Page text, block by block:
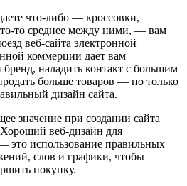
что-либо — кроссовки,
то среднее между ними, — вам
веб-сайта электронной
коммерции дает вам
бренд, наладить контакт с большим
больше товаров — но только
дизайн сайта.
значение при создании сайта
веб-дизайн для
это использование правильных
слов и графики, чтобы
покупку.